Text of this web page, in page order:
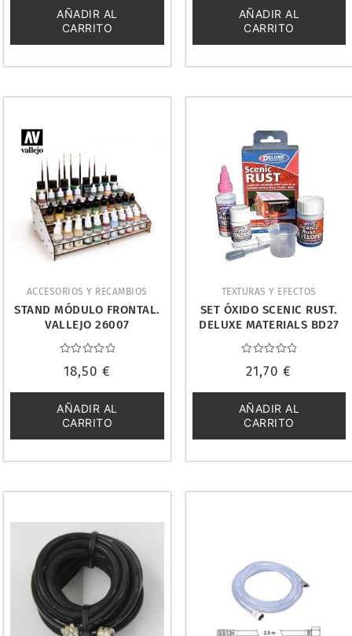
5
AÑADIR AL
CARRITO
5
AÑADIR AL
CARRITO
ACCESORIOS Y RECAMBIOS
STAND MÓDULO FRONTAL.
VALLEJO 26007
con
de
5
18,50 €
AÑADIR AL
CARRITO
TEXTURAS Y EFECTOS
SET ÓXIDO SCENIC RUST.
DELUXE MATERIALS BD27
con
de
5
21,70€
AÑADIR AL
CARRITO